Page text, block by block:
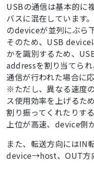
USBの通信は基本的に
バスに混在しています
のdeviceが並列にぶら
そのため、USB
かを識別するため、
addressを割り当てら
通信が行われた場合に応
※ただし、異なる速度
ス使用効率を上げるた
割り振ってくれたりす
上位が高速、device側
また、転送方向にはIN
device→host、OUT方